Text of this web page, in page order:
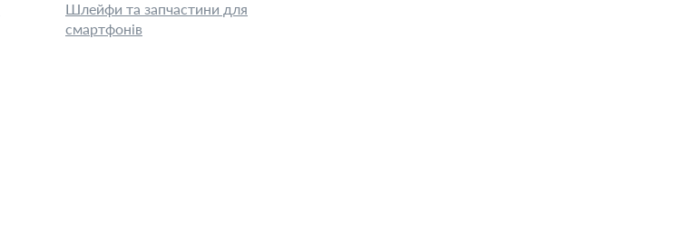
Шлейфи та запчастини для
смартфонів